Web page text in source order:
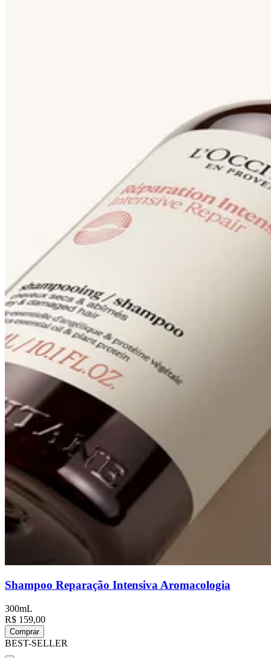
Shampoo Reparação Intensiva Aromacologia
300mL
R$ 159,00
Comprar
BEST-SELLER